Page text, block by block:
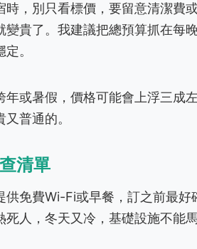
時，別只看標價，要留意清潔費
變貴了。我建議把總預算抓在每
。
年或暑假，價格可能會上浮三成
普通的。
清單
供免費Wi-Fi或早餐，訂之前最
死人，冬天又冷，基礎設施不能